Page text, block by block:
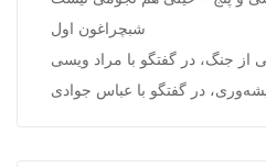
شبچراغون اول
از جنگ، در گفتگو با مراد ویسی
در گفتگو با عباس جوادی